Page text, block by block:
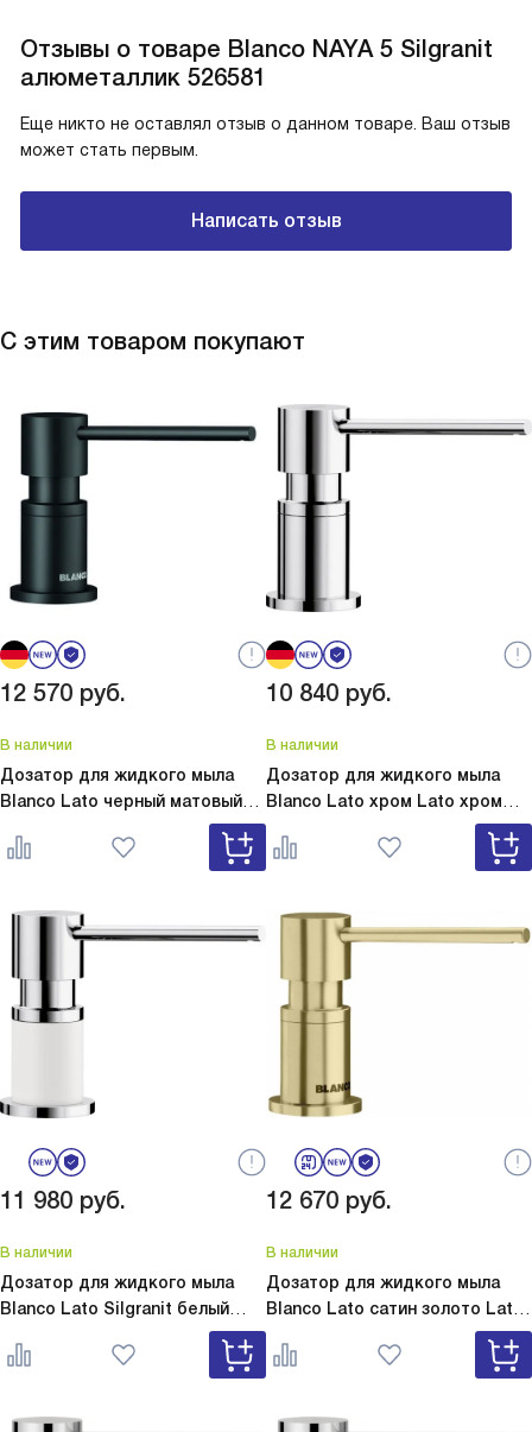
Отзывы о товаре Blanco NAYA 5 Silgranit
алюметаллик 526581
Еще никто не оставлял отзыв о данном товаре. Ваш отзыв
может стать первым.
Написать отзыв
С этим товаром покупают
12 570 руб.
В наличии
Дозатор для жидкого мыла
Blanco Lato черный матовый
Lato черный матовый 525789
10 840 руб.
В наличии
Дозатор для жидкого мыла
Blanco Lato хром Lato хром
11 980 руб.
В наличии
Дозатор для жидкого мыла
Blanco Lato Silgranit белый
Lato Silgranit белый 525814
12 670 руб.
В наличии
Дозатор для жидкого мыла
Blanco Lato сатин золото Lato